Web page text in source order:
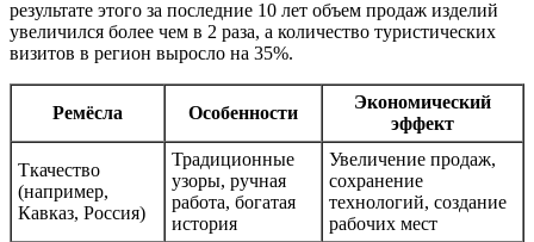
результате этого за последние 10 лет объем продаж изделий
увеличился более чем в 2 раза, а количество туристических
визитов в регион выросло на 35%.
Ремёсла Особенности
Экономический
эффект
Ткачество
(например,
Кавказ, Россия)
Традиционные
узоры, ручная
работа, богатая
история
Увеличение продаж,
сохранение
технологий, создание
рабочих мест